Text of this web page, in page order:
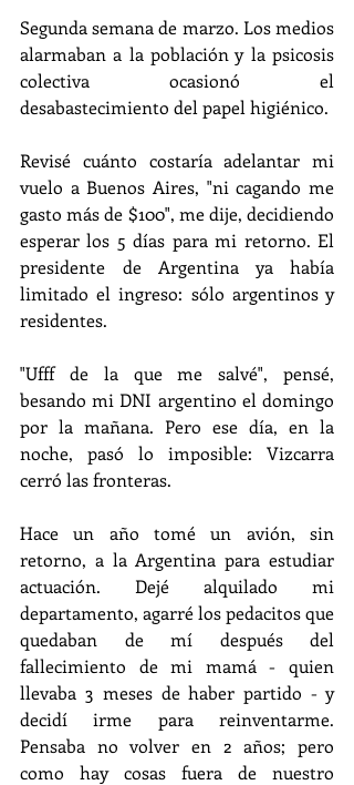
Segunda semana de marzo. Los medios
alarmaban a la población y la psicosis
colectiva ocasionó el
desabastecimiento del papel higiénico.
Revisé cuánto costaría adelantar mi
vuelo a Buenos Aires, "ni cagando me
gasto más de $100", me dije, decidiendo
esperar los 5 días para mi retorno. El
presidente de Argentina ya había
limitado el ingreso: sólo argentinos y
residentes.
"Ufff de la que me salvé", pensé,
besando mi DNI argentino el domingo
por la mañana. Pero ese día, en la
noche, pasó lo imposible: Vizcarra
cerró las fronteras.
Hace un año tomé un avión, sin
retorno, a la Argentina para estudiar
actuación. Dejé alquilado mi
departamento, agarré los pedacitos que
quedaban de mí después del
fallecimiento de mi mamá - quien
llevaba 3 meses de haber partido - y
decidí irme para reinventarme.
Pensaba no volver en 2 años; pero
como hay cosas fuera de nuestro